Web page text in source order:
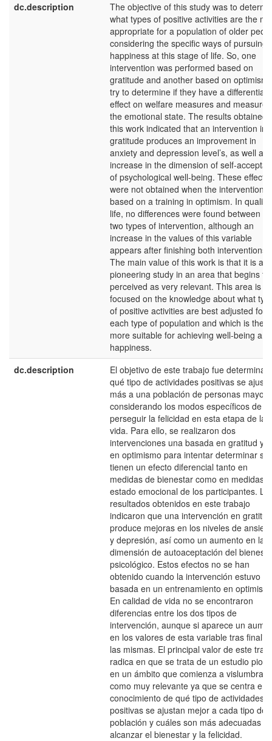
dc.description
The objective of this study was to
what types of positive activities are the
appropriate for a population of older
considering the specific ways of pursuing
happiness at this stage of life. So, one
intervention was performed based on
gratitude and another based on optimism
try to determine if they have a differential
effect on welfare measures and
the emotional state. The results obtained
this work indicated that an intervention in
gratitude produces an improvement in
anxiety and depression level’s, as well as
increase in the dimension of self-
of psychological well-being. These effects
were not obtained when the intervention
based on a training in optimism. In quality
life, no differences were found between
two types of intervention, although an
increase in the values of this variable
appears after finishing both interventions.
The main value of this work is that it is a
pioneering study in an area that begins to
perceived as very relevant. This area is
focused on the knowledge about what
of positive activities are best adjusted for
each type of population and which is the
more suitable for achieving well-being and
happiness.
dc.description
El objetivo de este trabajo fue determinar
qué tipo de actividades positivas se
más a una población de personas
considerando los modos específicos de
perseguir la felicidad en esta etapa de la
vida. Para ello, se realizaron dos
intervenciones una basada en gratitud y
en optimismo para intentar determinar si
tienen un efecto diferencial tanto en
medidas de bienestar como en medidas
estado emocional de los participantes.
resultados obtenidos en este trabajo
indicaron que una intervención en gratitud
produce mejoras en los niveles de
y depresión, así como un aumento en la
dimensión de autoaceptación del
psicológico. Estos efectos no se han
obtenido cuando la intervención estuvo
basada en un entrenamiento en
En calidad de vida no se encontraron
diferencias entre los dos tipos de
intervención, aunque si aparece un
en los valores de esta variable tras
las mismas. El principal valor de este
radica en que se trata de un estudio
en un ámbito que comienza a
como muy relevante ya que se centra en
conocimiento de qué tipo de actividades
positivas se ajustan mejor a cada tipo de
población y cuáles son más adecuadas
alcanzar el bienestar y la felicidad.